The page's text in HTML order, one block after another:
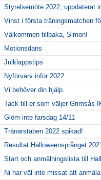
Styrelsemöte 2022, uppdaterat
Vinst i första träningsmatchen
Välkommen tillbaka, Simon!
Motionsdans
Julklappstips
Nyförvärv inför 2022
Vi behöver din hjälp.
Tack till er som väljer Grimsås
Glöm inte farsdag 14/11
Tränarstaben 2022 spikad!
Resultat Halloweensprånget
Start och anmälningslista till
Ni har väl inte missat att